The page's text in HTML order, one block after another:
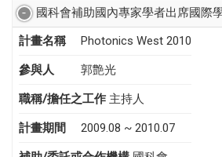
國科會補助國內專家學者出席國際
計畫名稱
Photonics West 2010
參與人 郭艶光
職稱/擔任之工作 主持人
計畫期間 2009.08 ~ 2010.07